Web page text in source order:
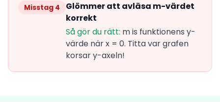
Misstag 4
Glömmer att avläsa m-värdet
korrekt
Så gör du rätt: m is funktionens y-
värde när x = 0. Titta var grafen
korsar y-axeln!